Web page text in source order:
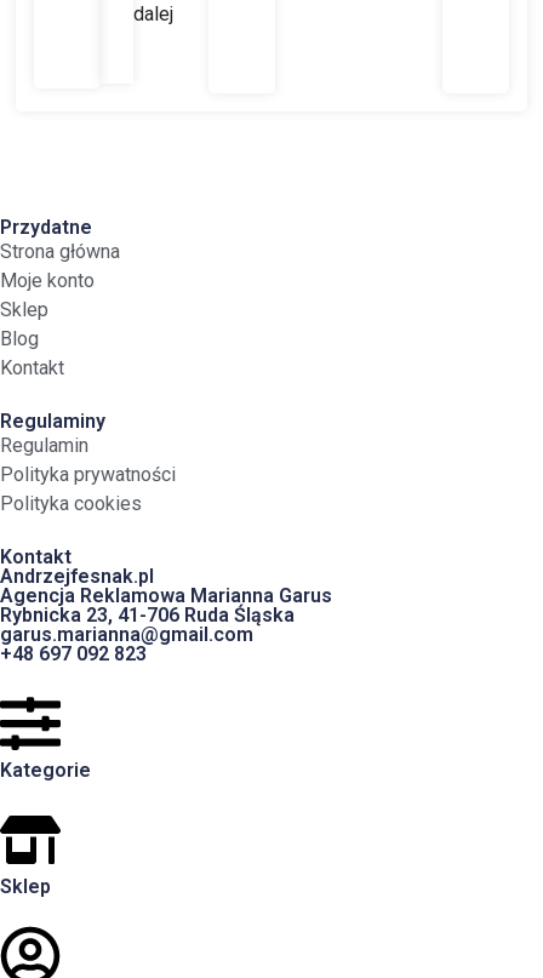
dalej
Przydatne
Strona główna
Moje konto
Sklep
Blog
Kontakt
Regulaminy
Regulamin
Polityka prywatności
Polityka cookies
Kontakt
Andrzejfesnak.pl
Agencja Reklamowa Marianna Garus
Rybnicka 23, 41-706 Ruda Śląska
garus.marianna@gmail.com
+48 697 092 823
Kategorie
Sklep